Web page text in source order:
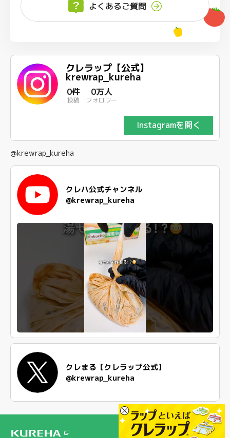
よくあるご質問
クレラップ【公式】
krewrap_kureha
0件
投稿
0万人
フォロワー
Instagramを開く
@krewrap_kureha
クレハ公式チャンネル
@krewrap_kureha
クレまる【クレラップ公式】
@krewrap_kureha